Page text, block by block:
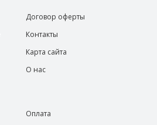
Договор оферты
Контакты
Карта сайта
О нас
Оплата